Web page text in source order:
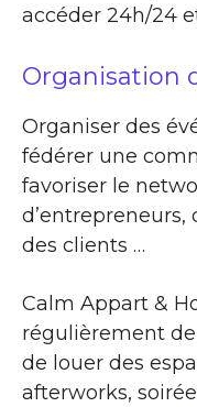
accéder 24h/24
Organisation
Organiser des
fédérer une
favoriser le
des clients …
Calm Appart &
régulièrement
de louer des
afterworks,